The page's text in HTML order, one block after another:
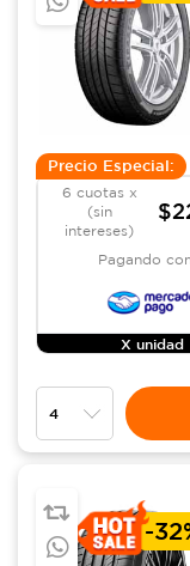
Precio Especial:
6 cuotas x
(sin
intereses)
Pagando
X unidad
-